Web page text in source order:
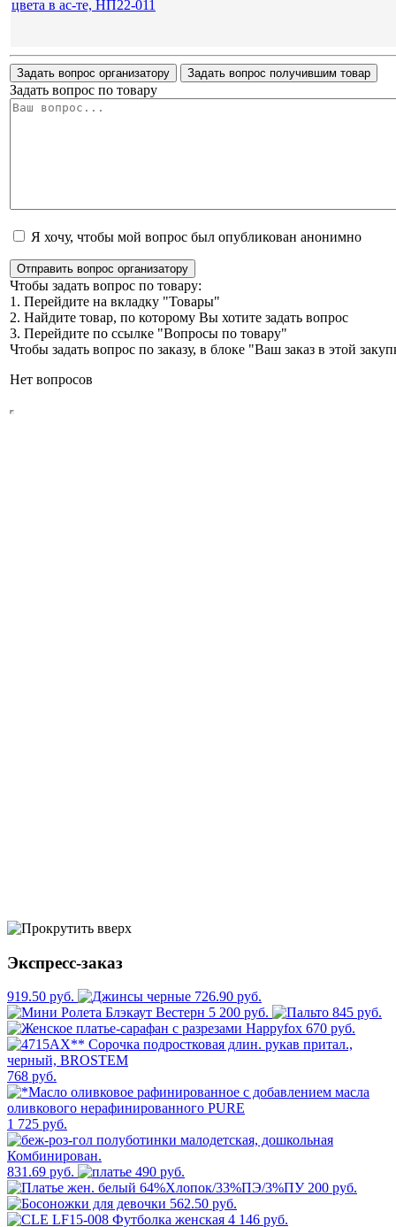
Задать вопрос организатору Задать вопрос получившим товар
Задать вопрос по товару
Я хочу, чтобы мой вопрос был опубликован анонимно
Отправить вопрос организатору
Чтобы задать вопрос по товару:
1. Перейдите на вкладку "Товары"
2. Найдите товар, по которому Вы хотите задать вопрос
3. Перейдите по ссылке "Вопросы по товару"
Чтобы задать вопрос по заказу, в блоке "Ваш заказ в этой
Нет вопросов
Экспресс-заказ
919.50 руб.
726.90 руб.
5 200 руб.
845 руб.
670 руб.
768 руб.
1 725 руб.
831.69 руб.
490 руб.
200 руб.
562.50 руб.
4 146 руб.